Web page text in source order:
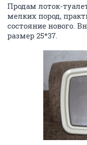
Продам лоток-
мелких пород,
состояние нового.
размер 25*37.